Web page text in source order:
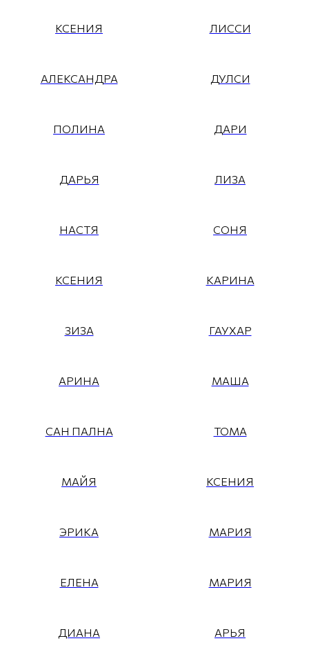
КСЕНИЯ ЛИССИ
АЛЕКСАНДРА ДУЛСИ
ПОЛИНА ДАРИ
ДАРЬЯ ЛИЗА
НАСТЯ СОНЯ
КСЕНИЯ КАРИНА
ЗИЗА ГАУХАР
АРИНА МАША
САН ПАЛНА ТОМА
МАЙЯ КСЕНИЯ
ЭРИКА МАРИЯ
ЕЛЕНА МАРИЯ
ДИАНА АРЬЯ